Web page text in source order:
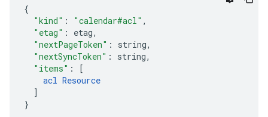
"kind" : "calendar#acl" ,
"etag" : etag,
"nextPageToken" : string,
"nextSyncToken" : string,
"items" :
[
acl Resource
]
}